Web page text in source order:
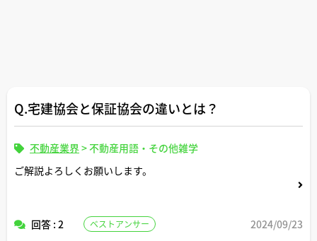
Q.宅建協会と保証協会の違いとは？
不動産業界>不動産用語・その他雑学
ご解説よろしくお願いします。
回答 : 2 ベストアンサー 2024/09/23